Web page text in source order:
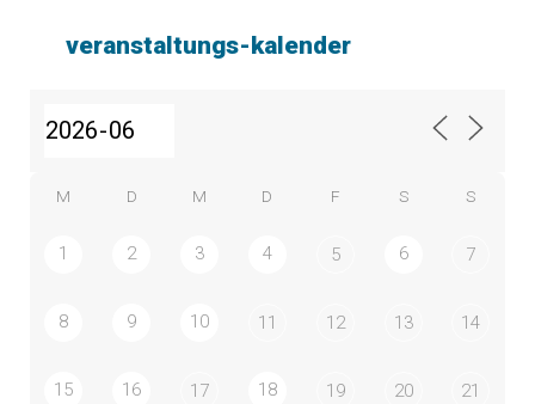
veranstaltungs-kalender
M D M D F S S
1 2 3 4 5 6 7
8 9 10 11 12 13 14
15 16 17 18 19 20 21